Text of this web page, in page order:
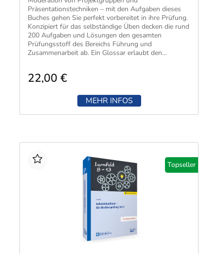
Präsentationstechniken – mit den Aufgaben dieses
Buches gehen Sie perfekt vorbereitet in ihre Prüfung.
Konzipiert für das selbständige Üben decken die rund
200 Aufgaben und Lösungen den gesamten
Prüfungsstoff des Bereichs Führung und
Zusammenarbeit ab. Ein Glossar erlaubt den
22,00 €
MEHR INFOS
Topseller